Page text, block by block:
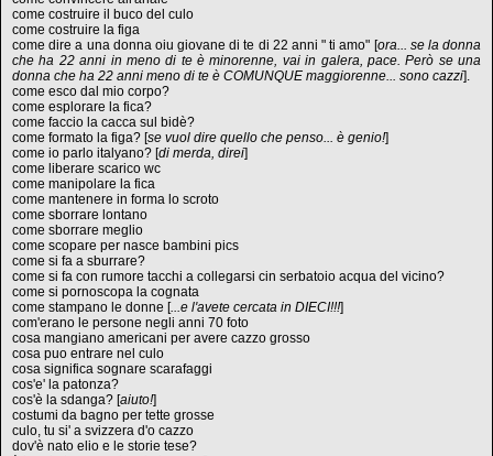
come costruire il buco del culo
come costruire la figa
come dire a una donna oiu giovane di te di 22 anni " ti amo" [ora... se la donna
che ha 22 anni in meno di te è minorenne, vai in galera, pace. Però se una
donna che ha 22 anni meno di te è COMUNQUE maggiorenne... sono cazzi].
come esco dal mio corpo?
come esplorare la fica?
come faccio la cacca sul bidè?
come formato la figa? [se vuol dire quello che penso... è genio!]
come io parlo italyano? [di merda, direi]
come liberare scarico wc
come manipolare la fica
come mantenere in forma lo scroto
come sborrare lontano
come sborrare meglio
come scopare per nasce bambini pics
come si fa a sburrare?
come si fa con rumore tacchi a collegarsi cin serbatoio acqua del vicino?
come si pornoscopa la cognata
come stampano le donne [...e l'avete cercata in DIECI!!!]
com'erano le persone negli anni 70 foto
cosa mangiano americani per avere cazzo grosso
cosa puo entrare nel culo
cosa significa sognare scarafaggi
cos'e' la patonza?
cos'è la sdanga? [aiuto!]
costumi da bagno per tette grosse
culo, tu si' a svizzera d'o cazzo
dov'è nato elio e le storie tese?